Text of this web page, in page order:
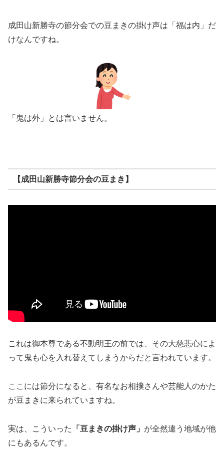
成田山新勝寺の節分会での豆まきの掛け声は「福は内」だ
けなんですね。
「鬼は外」とは言いません。
【成田山新勝寺節分会の豆まき】
これは御本尊である不動明王の前では、その大慈悲心によ
って鬼も心を入れ替えてしまうからだと言われています。
ここには節分になると、有名なお相撲さんや芸能人のかた
が豆まきに来られていますね。
実は、こういった 「豆まきの掛け声」 が全然違う地域が他
にもあるんです。